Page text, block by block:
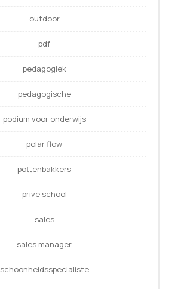
outdoor
pdf
pedagogiek
pedagogische
podium voor onderwijs
polar flow
pottenbakkers
prive school
sales
sales manager
schoonheidsspecialiste